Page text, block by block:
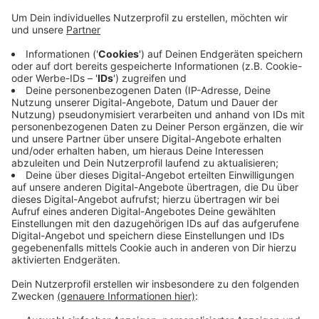
Anzeige
Die Täter hebelten Fenster und Türen auf, um
anschließend die Wohnungen nach Wertgegenständen
zu durchwühlen. In einem Fall wurden sie von einem der
Bewohner überrascht; die Unbekannten konnten aber
entkommen, berichtet die Polizei. Passiert sind die
Einbrüche am Samstag (12.11.) zwischen 12:45 und
21:00 Uhr. Die Krefelder Polizei sucht jetzt nach
Zeugen, die etwas verdächtiges beobachtet haben.
Anzeige